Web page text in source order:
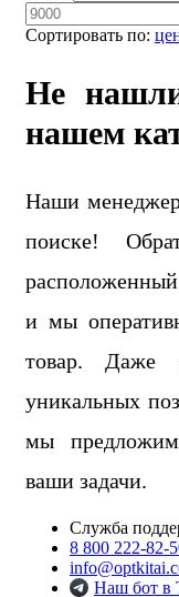
Сортировать по:
Не
нашем
Наши
поиске!
и мы
товар. Даже
уникальных
мы
ваши задачи.
Служба
8 800 222-82-
Наш бот в